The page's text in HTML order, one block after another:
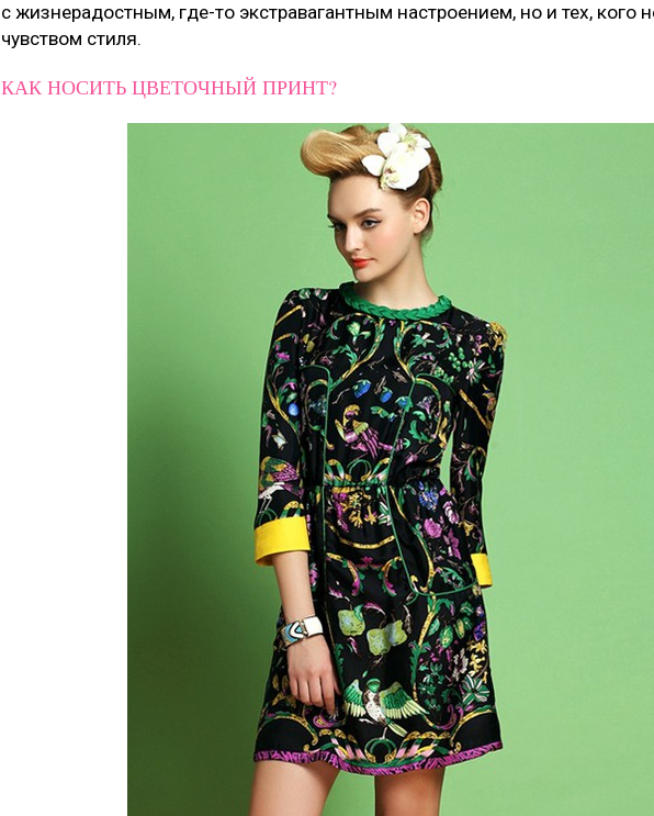
с жизнерадостным, где-то экстравагантным настроением, но и тех, кого
чувством стиля.
КАК НОСИТЬ ЦВЕТОЧНЫЙ ПРИНТ?